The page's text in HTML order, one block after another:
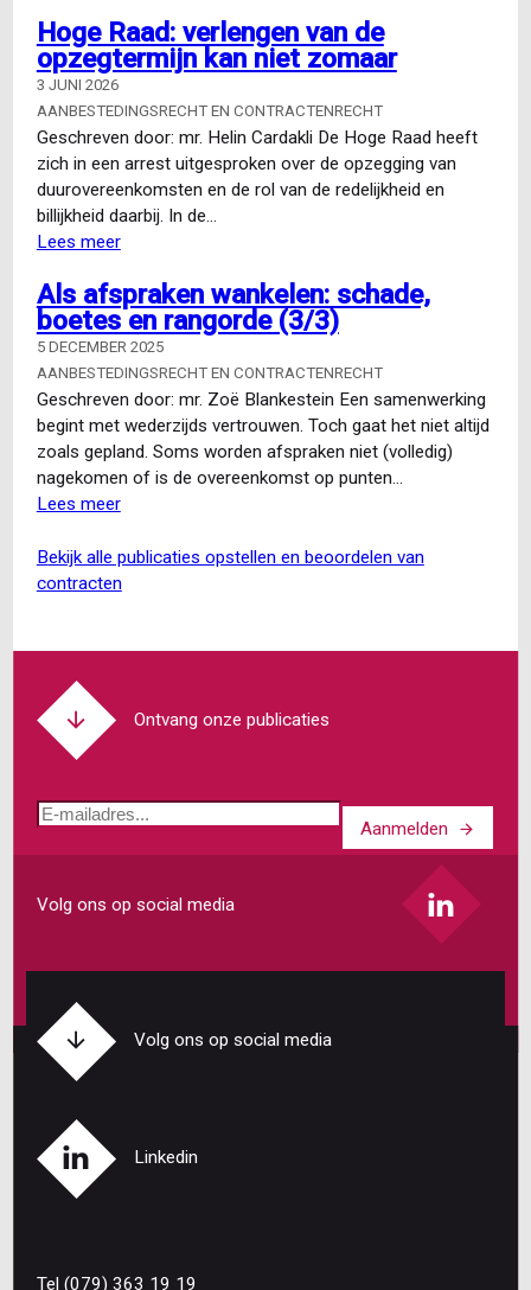
Hoge Raad: verlengen van de
opzegtermijn kan niet zomaar
3 JUNI 2026
AANBESTEDINGSRECHT EN CONTRACTENRECHT
Geschreven door: mr. Helin Cardakli De Hoge Raad heeft
zich in een arrest uitgesproken over de opzegging van
duurovereenkomsten en de rol van de redelijkheid en
billijkheid daarbij. In de…
Lees meerover
Raad:
verlengen
van
de
opzegtermijn
kan
niet
zomaar
Als afspraken wankelen: schade,
boetes en rangorde (3/3)
5 DECEMBER 2025
AANBESTEDINGSRECHT EN CONTRACTENRECHT
Geschreven door: mr. Zoë Blankestein Een samenwerking
begint met wederzijds vertrouwen. Toch gaat het niet altijd
zoals gepland. Soms worden afspraken niet (volledig)
nagekomen of is de overeenkomst op punten…
Lees meerover
afspraken
wankelen:
(3/3)
bekijk alle publicaties opstellen en beoordelen van
contracten
Ontvang onze publicaties
E-
Aanmelden
Volg ons op social media
Volg ons op social media
Linkedin
Tel (079) 363 19 19